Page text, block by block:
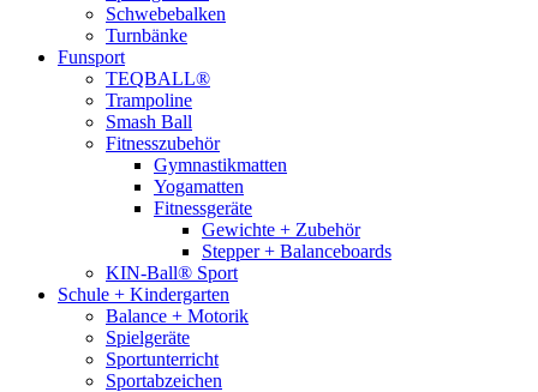
Schwebebalken
Turnbänke
Funsport
TEQBALL®
Trampoline
Smash Ball
Fitnesszubehör
Gymnastikmatten
Yogamatten
Fitnessgeräte
Gewichte + Zubehör
Stepper + Balanceboards
KIN-Ball® Sport
Schule + Kindergarten
Balance + Motorik
Spielgeräte
Sportunterricht
Sportabzeichen